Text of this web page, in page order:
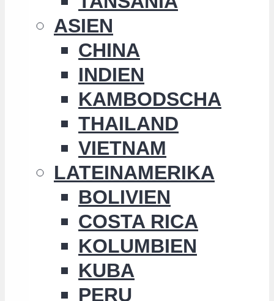
ASIEN
CHINA
INDIEN
KAMBODSCHA
THAILAND
VIETNAM
LATEINAMERIKA
BOLIVIEN
COSTA RICA
KOLUMBIEN
KUBA
PERU